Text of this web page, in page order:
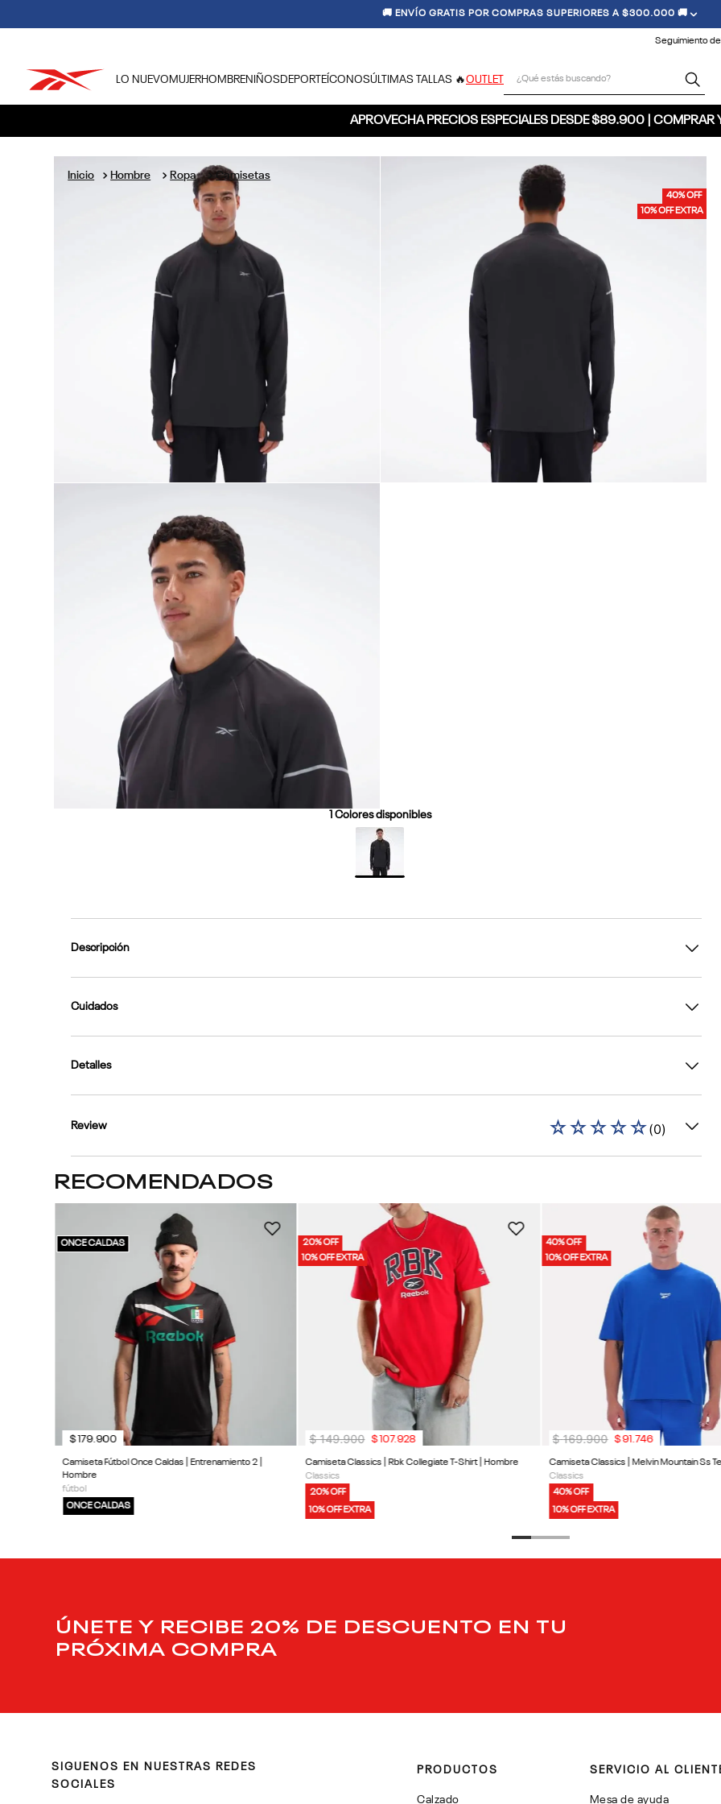
🚚 ENVÍO GRATIS POR COMPRAS SUPERIORES A $300.000 🚚
Seguimiento
LO NUEVO MUJERHOMBRENIÑOSDEPORTE ÍCONOSÚLTIMAS TALLAS 🔥OUTLET
APROVECHA PRECIOS ESPECIALES DESDE $89.900 | COMPRAR
40% OFF
10% OFF EXTRA
Hombre Ropa Camisetas
Colores disponibles
Descripción
Cuidados
Detalles
Review ☆☆☆☆☆(0)
RECOMENDADOS
ONCE CALDAS
Camiseta Fútbol Once Caldas | Entrenamiento 2 |
Hombre
fútbol
ONCE CALDAS
$179.900
20% OFF
10% OFF EXTRA
Camiseta Classics | Rbk Collegiate T-Shirt | Hombre
Classics
20% OFF
10% OFF EXTRA
$ 149.900 $107.928
40% OFF
10% OFF EXTRA
Camiseta Classics | Melvin Mountain Ss
Classics
40% OFF
10% OFF EXTRA
$ 169.900 $91.746
ÚNETE Y RECIBE 20% DE DESCUENTO EN TU
PRÓXIMA COMPRA
SIGUENOS EN NUESTRAS REDES
SOCIALES
PRODUCTOS
Calzado
SERVICIO AL
Mesa de ayuda
1.
tenis hombre
tenis mujer
tenis reebok classics
américa
5.
once caldas
6